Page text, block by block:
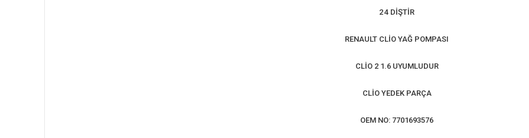
24 DİŞTİR
RENAULT CLİO YAĞ POMPASI
CLİO 2 1.6 UYUMLUDUR
CLİO YEDEK PARÇA
OEM NO: 7701693576